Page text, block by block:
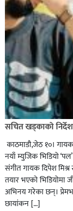
सचित खड्काको
काठमाडौ,जेठ १०।
नयाँ म्युजिक भिडियो
संगीत गायक दिपेश
तयार भएको भिडियोमा
अभिनय गरेका छन्।
छायांकन […]